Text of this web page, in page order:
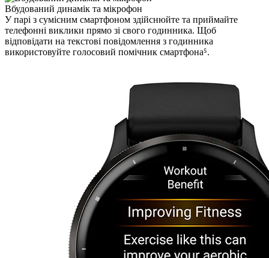
Вбудований динамік та мікрофон
У парі з сумісним смартфоном здійснюйте та приймайте
телефонні виклики прямо зі свого годинника. Щоб
відповідати на текстові повідомлення з годинника
використовуйте голосовий помічник смартфона⁵.